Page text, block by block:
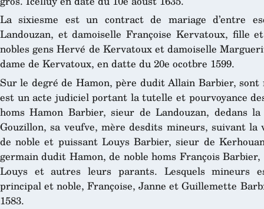
La sixiesme est un contract de mariage d’entre
Landouzan, et damoiselle Françoise Kervatoux, fille
nobles gens Hervé de Kervatoux et damoiselle
dame de Kervatoux, en datte du 20e ocotbre 1599.
Sur le degré de Hamon, père dudit Allain Barbier,
est un acte judiciel portant la tutelle et pourvoyance
homs Hamon Barbier, sieur de Landouzan, dedans
Gouzillon, sa veufve, mère desdits mineurs, suivant
de noble et puissant Louys Barbier, sieur de
germain dudit Hamon, de noble homs François
Louys et autres leurs parants. Lesquels mineurs
principal et noble, Françoise, Janne et Guillemette
1583.